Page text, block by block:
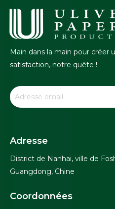
Main dans la main pour créer
satisfaction, notre quête !
Adresse
District de Nanhai, ville de
Guangdong, Chine
Coordonnées